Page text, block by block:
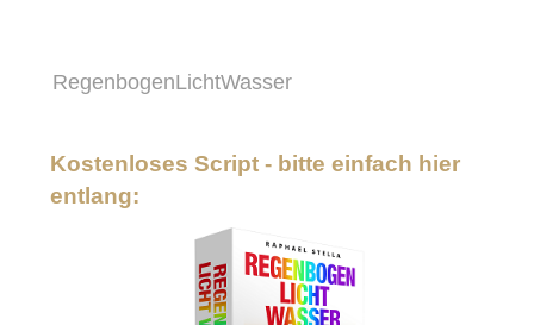
RegenbogenLichtWasser
Kostenloses Script - bitte einfach hier
entlang: